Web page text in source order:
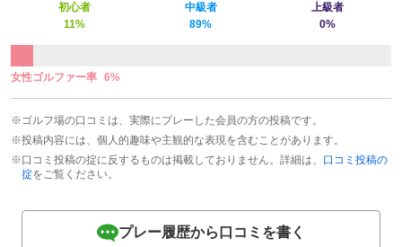
初心者 中級者
上級者
11%
89% 0%
女性ゴルファー率 6%
※ゴルフ場の口コミは、実際にプレーした会員の方の投稿です。
※投稿内容には、個人的趣味や主観的な表現を含むことがあります。
※口コミ投稿の掟に反するものは掲載しておりません。詳細は、 口コミ投稿の
掟をご覧ください。
プレー履歴から口コミを書く